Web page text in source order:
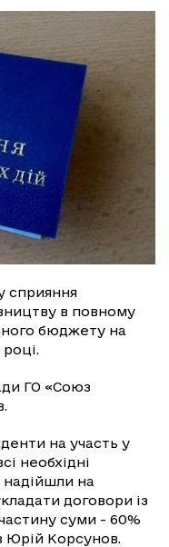
сприяння
в повному
бюджету на
ГО «Союз
на участь у
необхідні
на
договори із
суми - 60%
Юрій Корсунов.